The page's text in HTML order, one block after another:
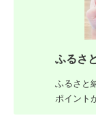
ふるさ
ふるさと
ポイント